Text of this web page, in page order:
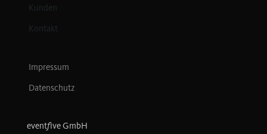
Kunden
Kontakt
Impressum
Datenschutz
eventfive GmbH